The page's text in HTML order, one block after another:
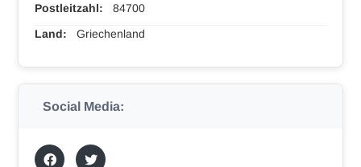
Postleitzahl:
84700
Land:
Griechenland
Social Media: